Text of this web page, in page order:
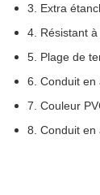
3. Extra
4. Résistant
5. Plage de
6. Conduit en
7. Couleur
8. Conduit en